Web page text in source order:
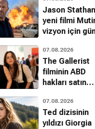
Jason
yeni filmi
vizyon için
07.08.2026
The Gallerist
filminin ABD
hakları satın
07.08.2026
Ted dizisinin
yıldızı Giorgia